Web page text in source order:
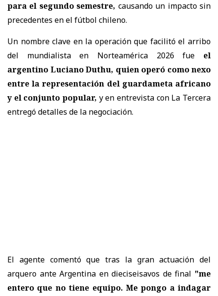
para el segundo semestre, causando un impacto sin
precedentes en el fútbol chileno.
Un nombre clave en la operación que facilitó el arribo
del mundialista en Norteamérica 2026 fue el
argentino Luciano Duthu, quien operó como nexo
entre la representación del guardameta africano
y el conjunto popular, y en entrevista con La Tercera
entregó detalles de la negociación.
El agente comentó que tras la gran actuación del
arquero ante Argentina en dieciseisavos de final "me
entero que no tiene equipo. Me pongo a indagar